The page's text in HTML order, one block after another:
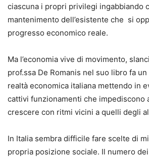
ciascuna i propri privilegi ingabbiando
mantenimento dell’esistente che si
progresso economico reale.
Ma l’economia vive di movimento,
prof.ssa De Romanis nel suo libro fa
realtà economica italiana mettendo in
cattivi funzionamenti che impediscono
crescere con ritmi vicini a quelli degli
In Italia sembra difficile fare scelte di
propria posizione sociale. Il numero